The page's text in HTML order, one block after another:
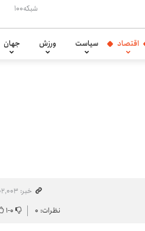
شبکه۱۰۰
اقتصاد سیاست ورزش جهان
خبر: ۱۰۲٬۰۰۳
نظرات: ۰ ۰-۱